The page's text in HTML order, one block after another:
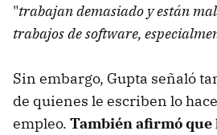
"trabajan demasiado y están
trabajos de software,
Sin embargo, Gupta señaló
de quienes le escriben lo
empleo. También afirmó que